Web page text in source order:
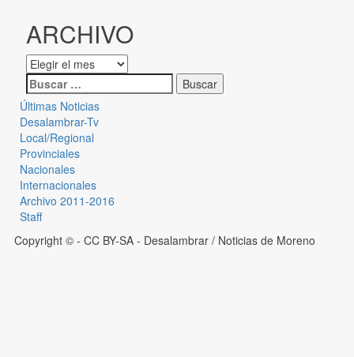
ARCHIVO
Últimas Noticias
Desalambrar-Tv
Local/Regional
Provinciales
Nacionales
Internacionales
Archivo 2011-2016
Staff
Copyright © - CC BY-SA - Desalambrar / Noticias de Moreno